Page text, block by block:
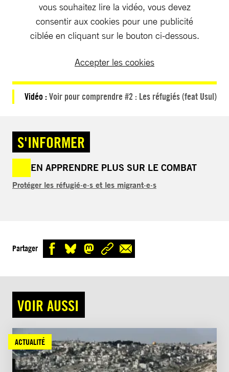
vous souhaitez lire la vidéo, vous devez
consentir aux cookies pour une publicité
ciblée en cliquant sur le bouton ci-dessous.
Accepter les cookies
Vidéo : Voir pour comprendre #2 : Les réfugiés (feat Usul)
S'INFORMER
EN APPRENDRE PLUS SUR LE COMBAT
Protéger les réfugié·e·s et les migrant·e·s
Partager
VOIR AUSSI
ACTUALITÉ